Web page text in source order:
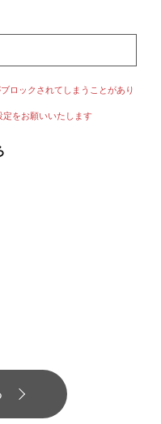
ロックされてしまうことがあり
定をお願いいたします